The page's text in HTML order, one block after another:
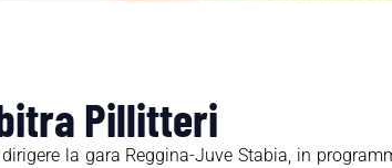
Pillitteri
la gara Reggina-Juve Stabia, in